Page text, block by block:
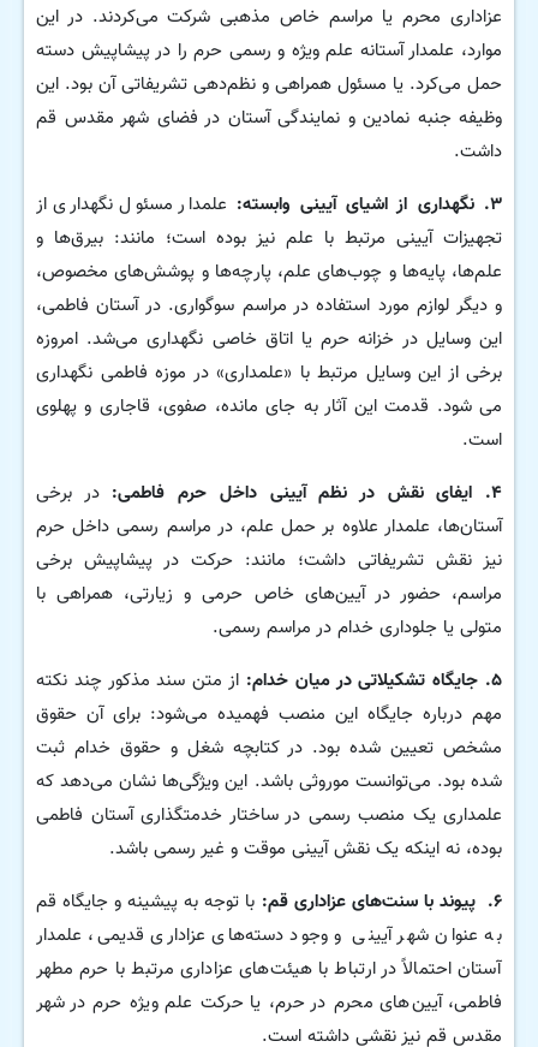
عزاداری محرم یا مراسم خاص مذهبی شرکت می‌کردند. در این
موارد، علمدار آستانه علم ویژه و رسمی حرم را در پیشاپیش دسته
حمل می‌کرد. یا مسئول همراهی و نظم‌دهی تشریفاتی آن بود. این
وظیفه جنبه نمادین و نمایندگی آستان در فضای شهر مقدس قم
داشت.
۳. نگهداری از اشیای آیینی وابسته:
علمدار مسئول نگهداری از
تجهیزات آیینی مرتبط با علم نیز بوده است؛ مانند: بیرق‌ها و
علم‌ها، پایه‌ها و چوب‌های علم، پارچه‌ها و پوشش‌های مخصوص،
و دیگر لوازم مورد استفاده در مراسم سوگواری. در آستان‌ فاطمی،
این وسایل در خزانه حرم یا اتاق خاصی نگهداری می‌شد. امروزه
برخی از این وسایل مرتبط با «علمداری» در موزه فاطمی نگهداری
می شود. قدمت این آثار به جای مانده، صفوی، قاجاری و پهلوی
است.
۴. ایفای نقش در نظم آیینی داخل حرم فاطمی:
در برخی
آستان‌ها، علمدار علاوه بر حمل علم، در مراسم رسمی داخل حرم
نیز نقش تشریفاتی داشت؛ مانند: حرکت در پیشاپیش برخی
مراسم، حضور در آیین‌های خاص حرمی و زیارتی، همراهی با
متولی یا جلوداری خدام در مراسم رسمی.
۵. جایگاه تشکیلاتی در میان خدام:
از متن سند مذکور چند نکته
مهم درباره جایگاه این منصب فهمیده می‌شود: برای آن حقوق
مشخص تعیین شده بود. در کتابچه شغل و حقوق خدام ثبت
شده بود. می‌توانست موروثی باشد. این ویژگی‌ها نشان می‌دهد که
علمداری یک منصب رسمی در ساختار خدمتگذاری آستان فاطمی
بوده، نه اینکه یک نقش آیینی موقت و غیر رسمی باشد.
۶. پیوند با سنت‌های عزاداری قم:
با توجه به پیشینه و جایگاه قم
به عنوان شهر آیینی و وجود دسته‌های عزاداری قدیمی، علمدار
آستان احتمالاً در ارتباط با هیئت‌های عزاداری مرتبط با حرم مطهر
فاطمی، آیین‌های محرم در حرم، یا حرکت علم ویژه حرم در شهر
مقدس قم نیز نقشی داشته است.